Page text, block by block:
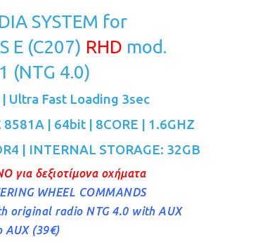
τιμή
είναι:
€499.00.
SYSTEM for
E (C207) RHD mod.
(NTG 4.0)
Ultra Fast Loading 3sec
8581A | 64bit | 8CORE | 1.6GHZ
| INTERNAL STORAGE: 32GB
δεξιοτίμονα οχήματα
WHEEL COMMANDS
original radio NTG 4.0 with AUX
AUX (39€)